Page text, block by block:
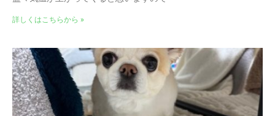
詳しくはこちらから »